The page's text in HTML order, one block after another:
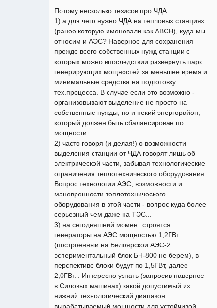
Потому несколько тезисов про ЧДА:
1) а для чего нужно ЧДА на тепловых станциях
(ранее которую именовали как АВСН), куда мы
относим и АЭС? Наверное для сохранения
прежде всего собственных нужд станции с
которых можно впоследствии развернуть парк
генерирующих мощностей за меньшее время и
минимальные средства на подготовку
тех.процесса. В случае если это возможно -
организовывают выделение не просто на
собственные нужды, но и некий энергорайон,
который должен быть сбалансирован по
мощности.
2) часто говоря (и делая!) о возможности
выделения станции от ЧДА говорят лишь об
электрической части, забывая технологические
ограничения теплотехнического оборудования.
Вопрос технологии АЭС, возможности и
маневренности теплотехнического
оборудования в этой части - вопрос куда более
серьезный чем даже на ТЭС...
3) на сегодняшний момент строятся
генераторы на АЭС мощностью 1,2ГВт
(построенный на Белоярской АЭС-2
эспериментальный блок БН-800 не берем), в
перспективе блоки будут по 1,5ГВт, далее
2,0ГВт... Интересно узнать (запросив наверное
в Силовых машинах) какой допустимый их
нижний технологический диапазон
вырабатываемый мощности для устойчивой